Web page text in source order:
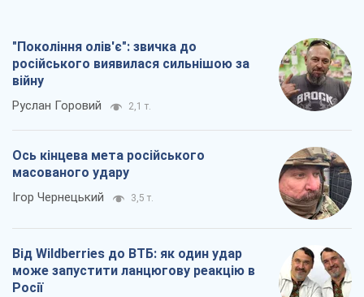
"Покоління олів'є": звичка до
російського виявилася сильнішою за
війну
Руслан Горовий 2,1 т.
Ось кінцева мета російського
масованого удару
Ігор Чернецький 3,5 т.
Від Wildberries до ВТБ: як один удар
може запустити ланцюгову реакцію в
Росії